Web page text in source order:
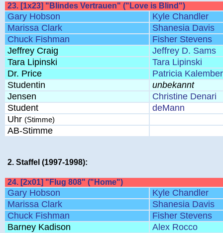
23. [1x23] "Blindes Vertrauen" ("Love is Blind")
Gary Hobson
Kyle Chandler
Marissa Clark
Shanesia Davis
Chuck Fishman
Fisher Stevens
Jeffrey Craig
Jeffrey D. Sams
Tara Lipinski
Tara Lipinski
Dr. Price
Patricia Kalember
Studentin
unbekannt
Jensen
Christine Denari
Student
deMann
Uhr (Stimme)
AB-Stimme
2. Staffel (1997-1998):
24. [2x01] "Flug 808" ("Home")
Gary Hobson
Kyle Chandler
Marissa Clark
Shanesia Davis
Chuck Fishman
Fisher Stevens
Barney Kadison
Alex Rocco